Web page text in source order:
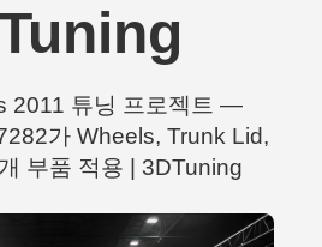
2011 튜닝 프로젝트 —
가 Wheels, Trunk Lid,
부품 적용 | 3DTuning